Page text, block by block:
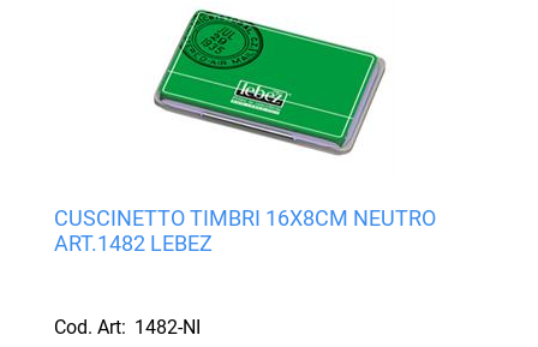
CUSCINETTO TIMBRI 16X8CM NEUTRO
ART.1482 LEBEZ
Cod. Art: 1482-NI